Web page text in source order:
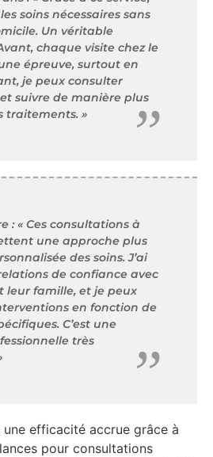
soins nécessaires sans
Un véritable
chaque visite chez le
épreuve, surtout en
je peux consulter
suivre de manière plus
traitements. »
: « Ces consultations à
une approche plus
des soins. J’ai
de confiance avec
leur famille, et je peux
en fonction de
C’est une
très
efficacité accrue grâce à
pour consultations